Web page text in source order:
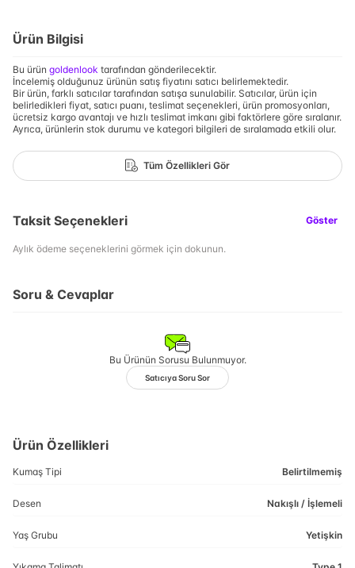
Ürün Bilgisi
Bu ürün goldenlook tarafından gönderilecektir.
İncelemiş olduğunuz ürünün satış fiyatını satıcı belirlemektedir.
Bir ürün, farklı satıcılar tarafından satışa sunulabilir. Satıcılar, ürün için
belirledikleri fiyat, satıcı puanı, teslimat seçenekleri, ürün promosyonları,
ücretsiz kargo avantajı ve hızlı teslimat imkanı gibi faktörlere göre sıralanır.
Ayrıca, ürünlerin stok durumu ve kategori bilgileri de sıralamada etkili olur.
Tüm Özellikleri Gör
Taksit Seçenekleri Göster
Aylık ödeme seçeneklerini görmek için dokunun.
Soru & Cevaplar
Bu Ürünün Sorusu Bulunmuyor.
Satıcıya Soru Sor
Ürün Özellikleri
Kumaş Tipi Belirtilmemiş
Desen Nakışlı / İşlemeli
Yaş Grubu Yetişkin